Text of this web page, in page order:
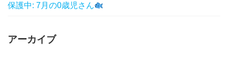
保護中: 7月の0歳児さん
アーカイブ